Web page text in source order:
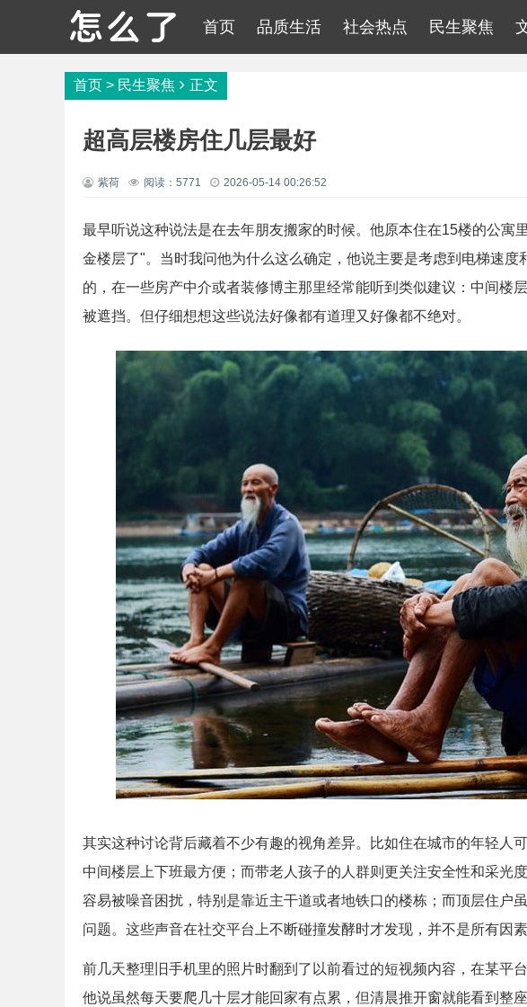
首页 品质生活 社会热点 民生聚焦
首页 > 民生聚焦 正文
超高层楼房住几层最好
紫荷 阅读：5771 2026-05-14 00:26:52
最早听说这种说法是在去年朋友搬家的时候。他原本住在15楼的公寓
金楼层了"。当时我问他为什么这么确定，他说主要是考虑到电梯速
的，在一些房产中介或者装修博主那里经常能听到类似建议：中间楼
被遮挡。但仔细想想这些说法好像都有道理又好像都不绝对。
其实这种讨论背后藏着不少有趣的视角差异。比如住在城市的年轻人
中间楼层上下班最方便；而带老人孩子的人群则更关注安全性和采光
容易被噪音困扰，特别是靠近主干道或者地铁口的楼栋；而顶层住户
问题。这些声音在社交平台上不断碰撞发酵时才发现，并不是所有因素
前几天整理旧手机里的照片时翻到了以前看过的短视频内容，在某平
他说虽然每天要爬几十层才能回家有点累，但清晨推开窗就能看到整